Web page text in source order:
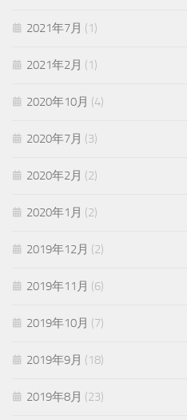
2021年7月 (1)
2021年2月 (1)
2020年10月 (4)
2020年7月 (3)
2020年2月 (2)
2020年1月 (2)
2019年12月 (2)
2019年11月 (6)
2019年10月 (7)
2019年9月 (18)
2019年8月 (23)